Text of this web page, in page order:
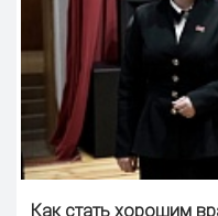
Как стать хорошим